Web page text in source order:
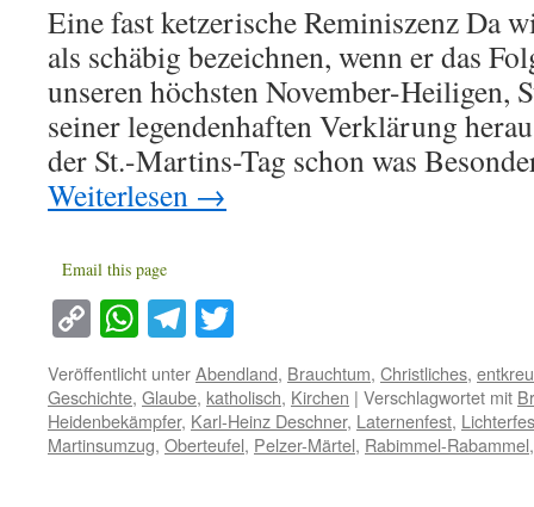
Eine fast ketzerische Reminiszenz Da
als schäbig bezeichnen, wenn er das
unseren höchsten November-Heiligen,
seiner legendenhaften Verklärung
der St.-Martins-Tag schon was
Weiterlesen →
Email this page
Copy
Link
WhatsApp
Telegram
Veröffentlicht unterAbendland, Brauchtum, Christliches,
Geschichte, Glaube, katholisch, Kirchen | Verschlagwortet mit
Heidenbekämpfer, Karl-Heinz Deschner, Laternenfest,
Martinsumzug, Oberteufel, Pelzer-Märtel, Rabimmel-Rabammel